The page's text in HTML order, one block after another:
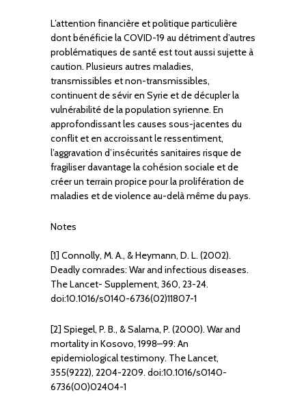
L’attention financière et politique particulière
dont bénéficie la COVID-19 au détriment d’autres
problématiques de santé est tout aussi sujette à
caution. Plusieurs autres maladies,
transmissibles et non-transmissibles,
continuent de sévir en Syrie et de décupler la
vulnérabilité de la population syrienne. En
approfondissant les causes sous-jacentes du
conflit et en accroissant le ressentiment,
l’aggravation d’insécurités sanitaires risque de
fragiliser davantage la cohésion sociale et de
créer un terrain propice pour la prolifération de
maladies et de violence au-delà même du pays.
Notes
[1] Connolly, M. A., & Heymann, D. L. (2002).
Deadly comrades: War and infectious diseases.
The Lancet- Supplement, 360, 23-24.
doi:10.1016/s0140-6736(02)11807-1
[2] Spiegel, P. B., & Salama, P. (2000). War and
mortality in Kosovo, 1998–99: An
epidemiological testimony. The Lancet,
355(9222), 2204-2209. doi:10.1016/s0140-
6736(00)02404-1